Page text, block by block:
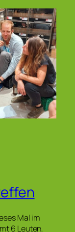
Mal im
6 Leuten,